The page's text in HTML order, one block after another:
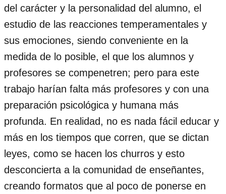
del carácter y la personalidad del alumno, el
estudio de las reacciones temperamentales y
sus emociones, siendo conveniente en la
medida de lo posible, el que los alumnos y
profesores se compenetren; pero para este
trabajo harían falta más profesores y con una
preparación psicológica y humana más
profunda. En realidad, no es nada fácil educar y
más en los tiempos que corren, que se dictan
leyes, como se hacen los churros y esto
desconcierta a la comunidad de enseñantes,
creando formatos que al poco de ponerse en